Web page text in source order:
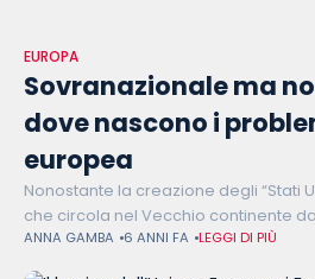
EUROPA
Sovranazionale ma
dove nascono i
europea
Nonostante la creazione degli “Stati
che circola nel Vecchio continente
problemi dell’Unione europea resta
singolare: un
ANNA GAMBA 6 ANNI FA LEGGI DI PIÙ